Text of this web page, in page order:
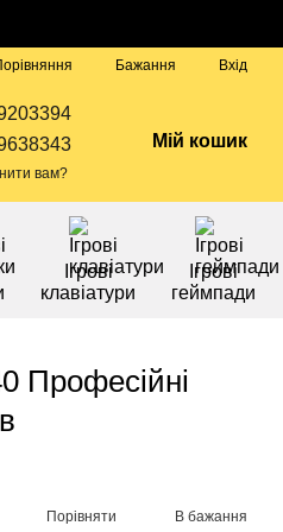
Бажання Вхід
вам?
Мій кошик
Ігрові
клавіатури
Ігрові
геймпади
Професійні
Порівняти В бажання